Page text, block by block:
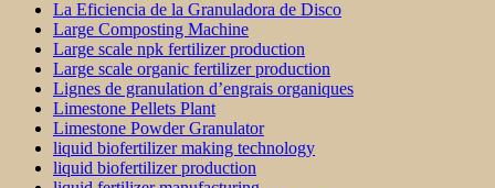
La Eficiencia de la Granuladora de Disco
Large Composting Machine
Large scale npk fertilizer production
Large scale organic fertilizer production
Lignes de granulation d’engrais organiques
Limestone Pellets Plant
Limestone Powder Granulator
liquid biofertilizer making technology
liquid biofertilizer production